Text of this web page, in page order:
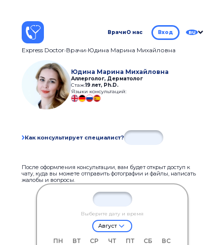
ВрачиО нас Вход RU
Express Doctor Врачи Юдина Марина Михайловна
Юдина Марина Михайловна
Аллерголог, Дерматолог
Стаж:19 лет, Ph.D.
Языки консультаций:
Как консультирует специалист?
После оформления консультации, вам будет открыт доступ к
чату, куда вы можете отправить фотографии и файлы, написать
жалобы и вопросы.
Выберите дату и время
Август
ПН ВТ СР ЧТ ПТ СБ
ВС